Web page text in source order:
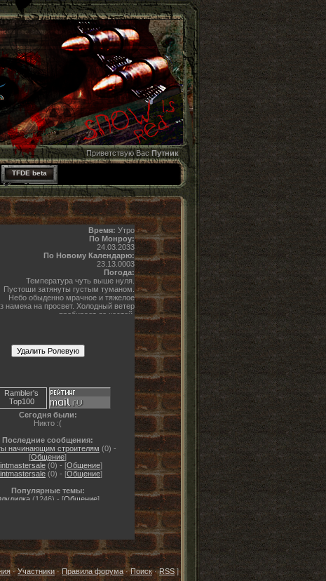
Приветствую Вас Путник
TFDE beta
Время: Утро
По Монроу:
24.03.2033
По Новому Календарю:
23.13.0003
Погода:
Температура чуть выше нуля.
Пустоши затянуты густым туманом.
Небо обыденно мрачное и тяжелое
намека на просвет. Холодный ветер
пробирает до костей.
Сегодня были:
Никто :(
Последние сообщения:
начинающим строителям (0) -
[Общение]
(0) - [Общение]
(0) - [Общение]
Популярные темы:
(1246) - [Общение]
·Участники·Правила форума·Поиск·RSS]